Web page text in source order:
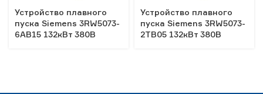
Устройство плавного
пуска Siemens 3RW5073-
6AB15 132кВт 380В
Устройство плавного
пуска Siemens 3RW5073-
2TB05 132кВт 380В